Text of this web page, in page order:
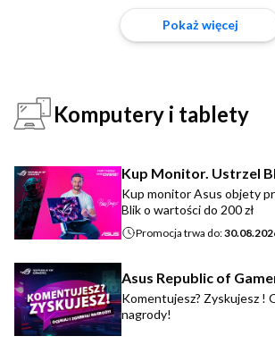
Pokaż więcej
Komputery i tablety
Kup Monitor. Ustrzel
Kup monitor Asus objety
Blik o wartości do 200 zł
Promocja trwa do:
Asus Republic of
Komentujesz? Zyskujesz !
nagrody!